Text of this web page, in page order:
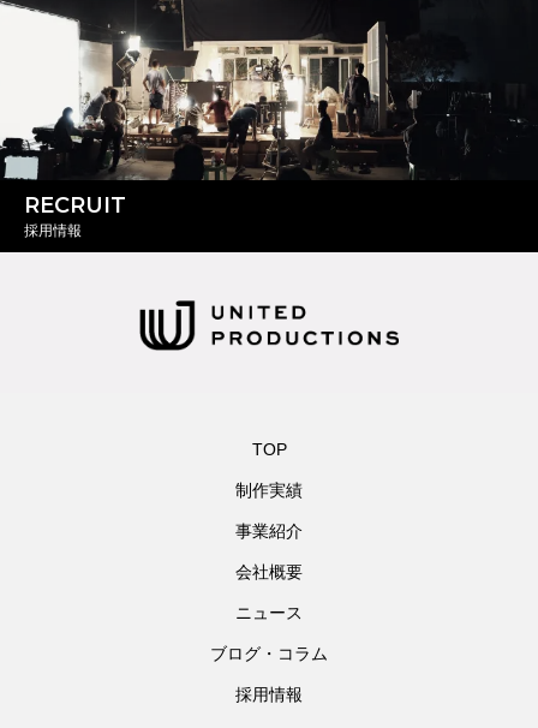
RECRUIT
採用情報
TOP
制作実績
事業紹介
会社概要
ニュース
ブログ・コラム
採用情報